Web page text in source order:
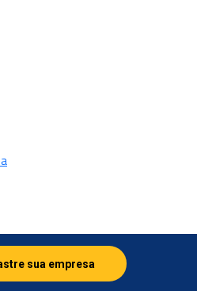
sua empresa